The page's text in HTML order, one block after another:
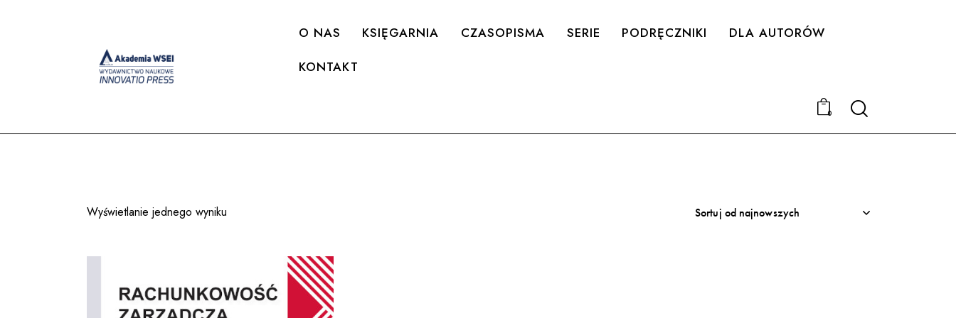
O NAS KSIĘGARNIA CZASOPISMA SERIE PODRĘCZNIKI
DLA AUTORÓW
KONTAKT
0 Search
Wyświetlanie jednego wyniku